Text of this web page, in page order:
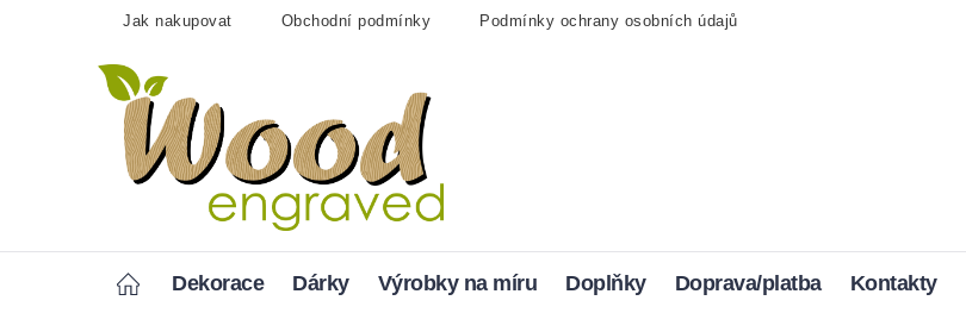
Jak nakupovat Obchodní podmínky Podmínky ochrany osobních údajů
Home Dekorace Dárky Výrobky na míru Doplňky Doprava/platba Kontakty